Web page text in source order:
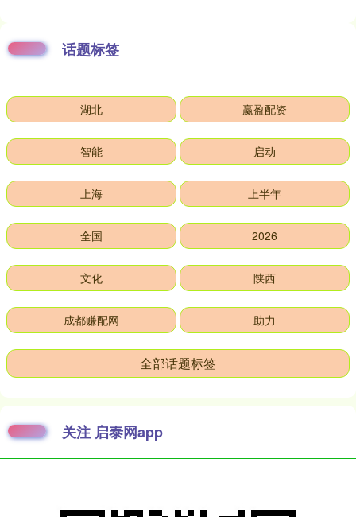
话题标签
湖北 赢盈配资
智能 启动
上海 上半年
全国 2026
文化 陕西
成都赚配网 助力
全部话题标签
关注 启泰网app